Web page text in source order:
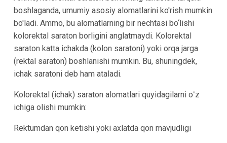
boshlaganda, umumiy asosiy alomatlarini ko'rish mumkin
bo'ladi. Ammo, bu alomatlarning bir nechtasi bo‘lishi
kolorektal saraton borligini anglatmaydi. Kolorektal
saraton katta ichakda (kolon saratoni) yoki orqa jarga
(rektal saraton) boshlanishi mumkin. Bu, shuningdek,
ichak saratoni deb ham ataladi.
Kolorektal (ichak) saraton alomatlari quyidagilarni oʻz
ichiga olishi mumkin:
Rektumdan qon ketishi yoki axlatda qon mavjudligi